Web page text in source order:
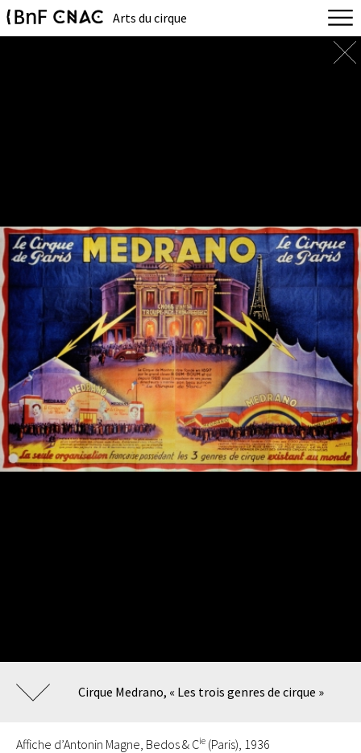
Arts du cirque
Cirque Medrano, « Les trois genres de cirque »
Affiche d’Antonin Magne, Bedos & Cie (Paris), 1936